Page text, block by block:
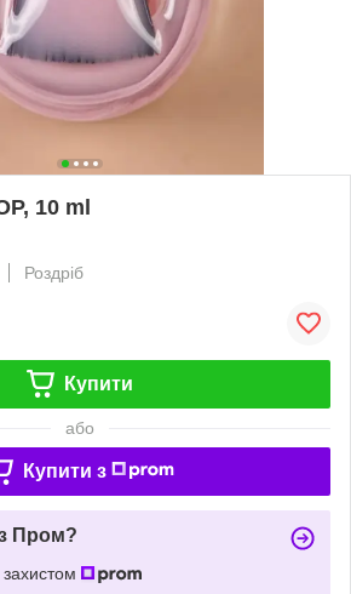
10 ml
Роздріб
Купити
або
Купити з
Пром?